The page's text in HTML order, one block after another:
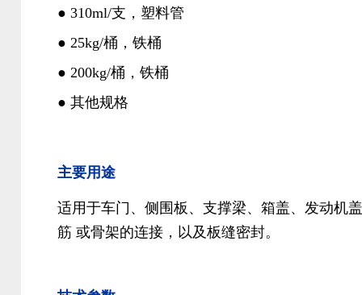
● 310ml/支，塑料管
● 25kg/桶，铁桶
● 200kg/桶，铁桶
● 其他规格
主要用途
适用于车门、侧围板、支撑梁、箱盖、发动机
筋 或骨架的连接，以及板缝密封。